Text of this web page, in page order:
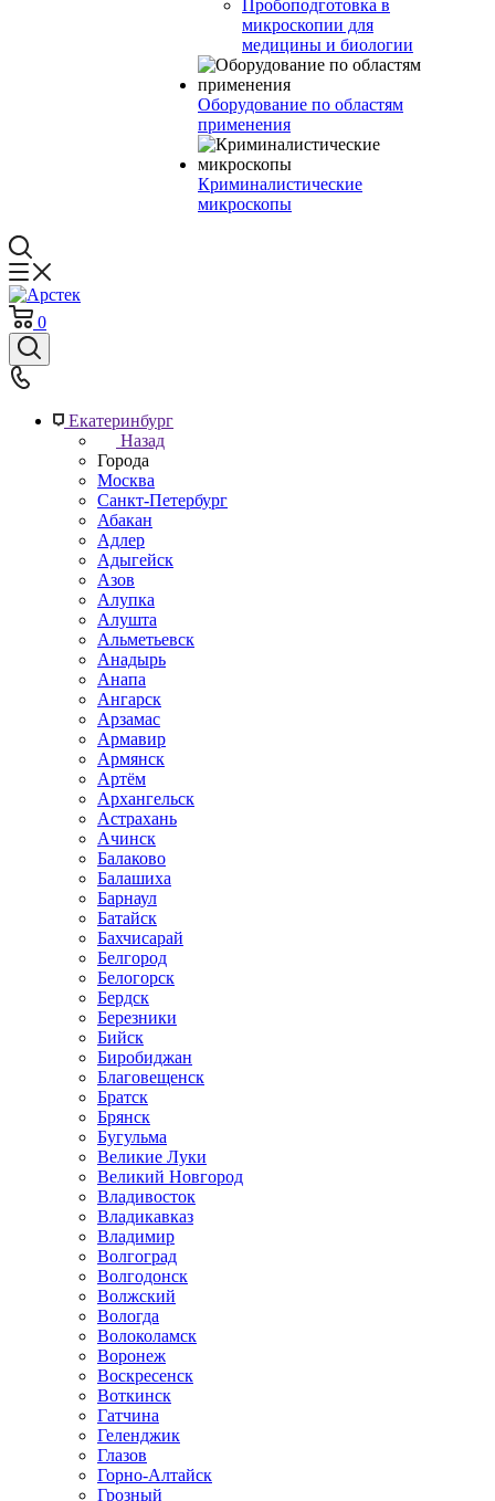
Пробоподготовка в
микроскопии для
медицины и биологии
Оборудование по областям
применения
Криминалистические
микроскопы
0
Екатеринбург
Назад
Города
Москва
Санкт-Петербург
Абакан
Адлер
Адыгейск
Азов
Алупка
Алушта
Альметьевск
Анадырь
Анапа
Ангарск
Арзамас
Армавир
Армянск
Артём
Архангельск
Астрахань
Ачинск
Балаково
Балашиха
Барнаул
Батайск
Бахчисарай
Белгород
Белогорск
Бердск
Березники
Бийск
Биробиджан
Благовещенск
Братск
Брянск
Бугульма
Великие Луки
Великий Новгород
Владивосток
Владикавказ
Владимир
Волгоград
Волгодонск
Волжский
Вологда
Волоколамск
Воронеж
Воскресенск
Воткинск
Гатчина
Геленджик
Глазов
Горно-Алтайск
Грозный